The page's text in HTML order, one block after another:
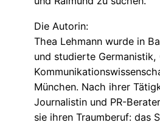
Die Autorin:
Thea Lehmann wurde in
und studierte Germanistik,
München. Nach ihrer
Journalistin und PR-
sie ihren Traumberuf: das